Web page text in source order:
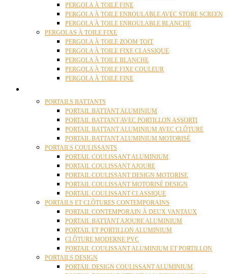
PERGOLA À TOILE FINE
PERGOLA À TOILE ENROULABLE AVEC STORE SCREEN
PERGOLA À TOILE ENROULABLE BLANCHE
PERGOLAS À TOILE FIXE
PERGOLA À TOILE ZOOM TOIT
PERGOLA À TOILE FIXE CLASSIQUE
PERGOLA À TOILE BLANCHE
PERGOLA À TOILE FIXE COULEUR
PERGOLA À TOILE FINE
PORTAILS BATTANTS
PORTAIL BATTANT ALUMINIUM
PORTAIL BATTANT AVEC PORTILLON ASSORTI
PORTAIL BATTANT ALUMINIUM AVEC CLÔTURE
PORTAIL BATTANT ALUMINIUM MOTORISÉ
PORTAILS COULISSANTS
PORTAIL COULISSANT ALUMINIUM
PORTAIL COULISSANT AJOURE
PORTAIL COULISSANT DESIGN MOTORISE
PORTAIL COULISSANT MOTORISÉ DESIGN
PORTAIL COULISSANT CLASSIQUE
PORTAILS ET CLÔTURES CONTEMPORAINS
PORTAIL CONTEMPORAIN À DEUX VANTAUX
PORTAIL BATTANT AJOURE ALUMINIUM
PORTAIL ET PORTILLON ALUMINIUM
CLÔTURE MODERNE PVC
PORTAIL COULISSANT ALUMINIUM ET PORTILLON
PORTAILS DESIGN
PORTAIL DESIGN COULISSANT ALUMINIUM